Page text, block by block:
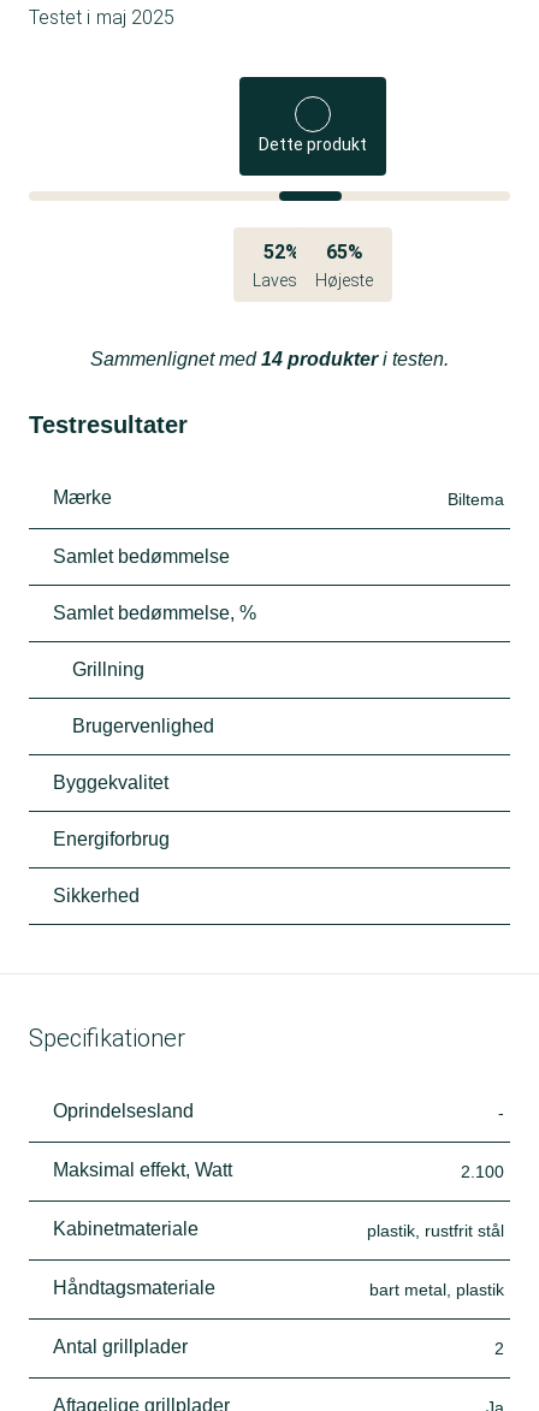
Testet i maj 2025
Dette produkt
52%
Laveste
65%
Højeste
Sammenlignet med14 produkteri testen.
Testresultater
Mærke Biltema
Samlet bedømmelse
Samlet bedømmelse, %
Grillning
Brugervenlighed
Byggekvalitet
Energiforbrug
Sikkerhed
Specifikationer
Oprindelsesland -
Maksimal effekt, Watt 2.100
Kabinetmateriale plastik, rustfrit stål
Håndtagsmateriale bart metal, plastik
Antal grillplader 2
Aftagelige grillplader